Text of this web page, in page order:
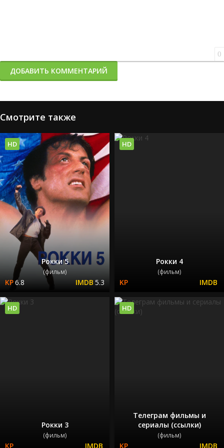
0
ДОБАВИТЬ КОММЕНТАРИЙ
Смотрите также
Рокки 5
(фильм)
6.8 5.3
HD
Рокки 4
(фильм)
HD
Рокки 3
(фильм)
HD
Телеграм фильмы и
сериалы (ссылки)
(фильм)
HD